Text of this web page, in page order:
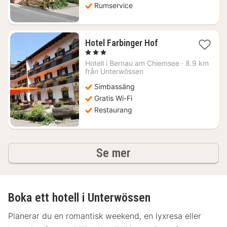
Rumservice
Hotel Farbinger Hof1
från
, 3 Stjärnor
Hotell i Bernau am Chiemsee · 8.9 km
från Unterwössen
Simbassäng
Gratis Wi-Fi
Restaurang
Se mer
Boka ett hotell i Unterwössen
Planerar du en romantisk weekend, en lyxresa eller